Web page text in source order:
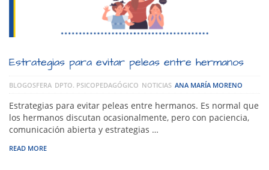
Estrategias para evitar peleas entre hermanos
BLOGOSFERA DPTO. PSICOPEDAGÓGICO NOTICIAS ANA MARÍA MORENO
Estrategias para evitar peleas entre hermanos. Es normal que
los hermanos discutan ocasionalmente, pero con paciencia,
comunicación abierta y estrategias …
READ MORE